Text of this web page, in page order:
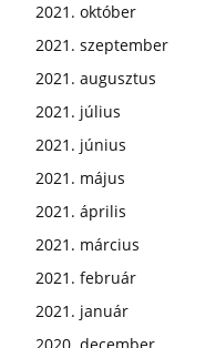
2021. október
2021. szeptember
2021. augusztus
2021. július
2021. június
2021. május
2021. április
2021. március
2021. február
2021. január